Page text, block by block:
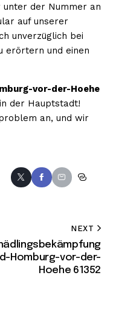
unter der Nummer an
auf unserer
unverzüglich bei
erörtern und einen
vor-der-Hoehe
der Hauptstadt!
an, und wir
NEXT
Homburg-vor-der-
Hoehe 61352